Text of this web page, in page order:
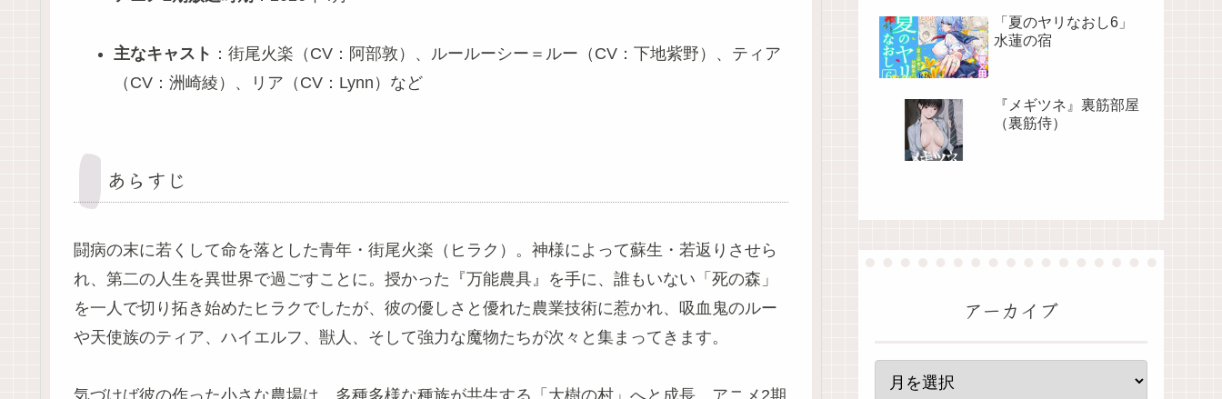
主なキャスト ：街尾火楽（CV：阿部敦）、ルールーシー＝ルー（CV：下地紫野）、ティア
（CV：洲崎綾）、リア（CV：Lynn）など
あらすじ
闘病の末に若くして命を落とした青年・街尾火楽（ヒラク）。神様によって蘇生・若返りさせら
れ、第二の人生を異世界で過ごすことに。授かった『万能農具』を手に、誰もいない「死の森」
を一人で切り拓き始めたヒラクでしたが、彼の優しさと優れた農業技術に惹かれ、吸血鬼のルー
や天使族のティア、ハイエルフ、獣人、そして強力な魔物たちが次々と集まってきます。
「夏のヤリなおし6」
水蓮の宿
『メギツネ』裏筋部屋
（裏筋侍）
アーカイブ